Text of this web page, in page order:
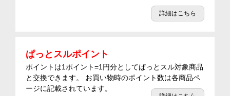
詳細はこちら
ぱっとスルポイント
ポイントは1ポイント=1円分としてぱっとスル対象商品
と交換できます。 お買い物時のポイント数は各商品ペ
ージに記載されています。